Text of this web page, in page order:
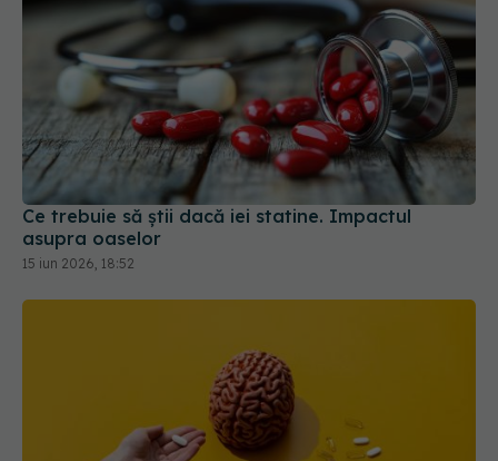
Ce trebuie să știi dacă iei statine. Impactul
asupra oaselor
15 iun 2026, 18:52